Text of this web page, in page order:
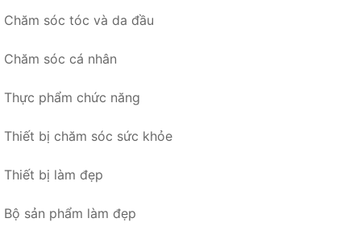
Chăm sóc tóc và da đầu
Chăm sóc cá nhân
Thực phẩm chức năng
Thiết bị chăm sóc sức khỏe
Thiết bị làm đẹp
Bộ sản phẩm làm đẹp